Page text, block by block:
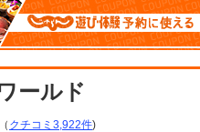
ールド
（ クチコミ 3,922件)